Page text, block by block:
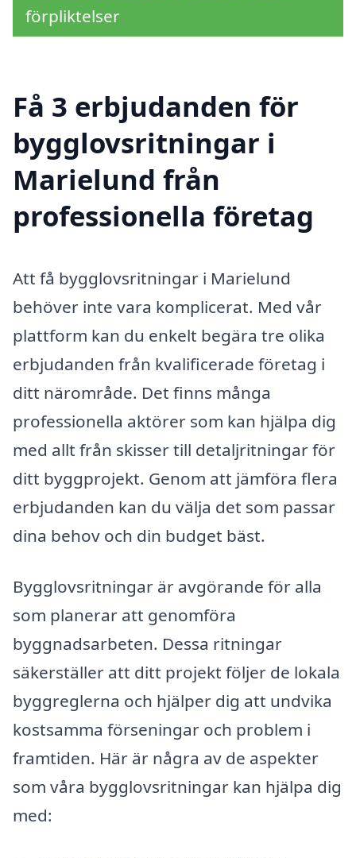
förpliktelser
Få 3 erbjudanden för
bygglovsritningar i
Marielund från
professionella företag
Att få bygglovsritningar i Marielund
behöver inte vara komplicerat. Med vår
plattform kan du enkelt begära tre olika
erbjudanden från kvalificerade företag i
ditt närområde. Det finns många
professionella aktörer som kan hjälpa dig
med allt från skisser till detaljritningar för
ditt byggprojekt. Genom att jämföra flera
erbjudanden kan du välja det som passar
dina behov och din budget bäst.
Bygglovsritningar är avgörande för alla
som planerar att genomföra
byggnadsarbeten. Dessa ritningar
säkerställer att ditt projekt följer de lokala
byggreglerna och hjälper dig att undvika
kostsamma förseningar och problem i
framtiden. Här är några av de aspekter
som våra bygglovsritningar kan hjälpa dig
med: